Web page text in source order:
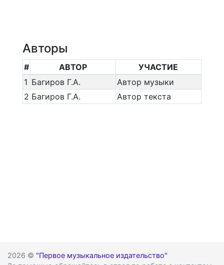
Авторы
# АВТОР
УЧАСТИЕ
1 Багиров Г.А.
Автор музыки
2 Багиров Г.А. Автор текста
2026 © "Первое музыкальное издательство"